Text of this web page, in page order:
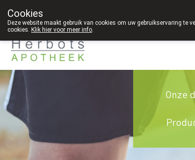
089 41 20 09
Onze
Cookies
Deze website maakt gebruik van cookies om uw gebruikservaring te
cookies. Klik hier voor meer info.